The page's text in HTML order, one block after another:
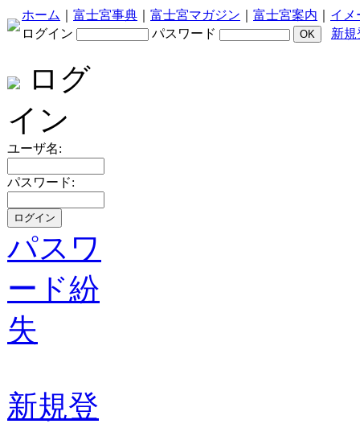
ホーム 富士宮事典 富士宮マガジン 富士宮案内
イメ
ログイン
パスワード 新規
ログ
イン
ユーザ名:
パスワード:
パスワ
ード紛
失
新規登